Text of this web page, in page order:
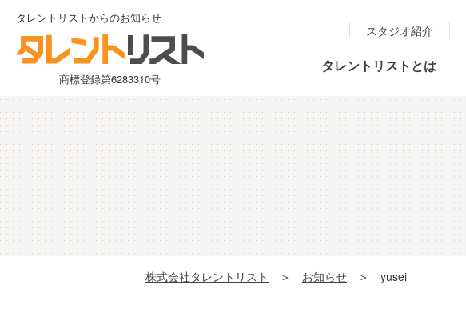
タレントリストからのお知らせ
商標登録第6283310号
スタジオ紹介
タレントリストとは
株式会社タレントリスト ＞ お知らせ ＞ yusei